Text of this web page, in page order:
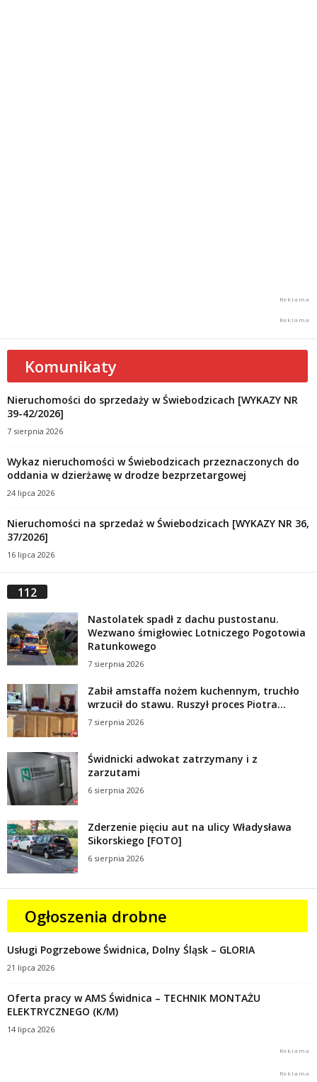
Komunikaty
Nieruchomości do sprzedaży w Świebodzicach [WYKAZY NR
39-42/2026]
7 sierpnia 2026
Wykaz nieruchomości w Świebodzicach przeznaczonych do
oddania w dzierżawę w drodze bezprzetargowej
24 lipca 2026
Nieruchomości na sprzedaż w Świebodzicach [WYKAZY NR 36,
37/2026]
16 lipca 2026
112
Nastolatek spadł z dachu pustostanu.
Wezwano śmigłowiec Lotniczego Pogotowia
Ratunkowego
7 sierpnia 2026
Zabił amstaffa nożem kuchennym, truchło
wrzucił do stawu. Ruszył proces Piotra...
7 sierpnia 2026
Świdnicki adwokat zatrzymany i z
zarzutami
6 sierpnia 2026
Zderzenie pięciu aut na ulicy Władysława
Sikorskiego [FOTO]
6 sierpnia 2026
Ogłoszenia drobne
Usługi Pogrzebowe Świdnica, Dolny Śląsk – GLORIA
21 lipca 2026
Oferta pracy w AMS Świdnica – TECHNIK MONTAŻU
ELEKTRYCZNEGO (K/M)
14 lipca 2026